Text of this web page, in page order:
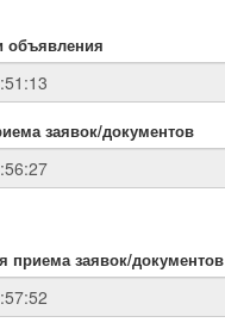
объявления
заявок/документов
приема заявок/документов